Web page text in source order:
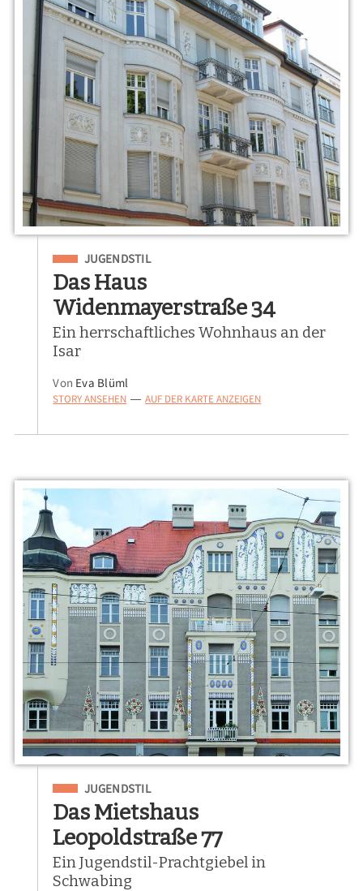
Eingeordnet unter
JUGENDSTIL
Das Haus
Widenmayerstraße 34
Ein herrschaftliches Wohnhaus an der
Isar
Von Eva Blüml
STORY ANSEHEN — AUF DER KARTE ANZEIGEN
Eingeordnet unter
JUGENDSTIL
Das Mietshaus
Leopoldstraße 77
Ein Jugendstil-Prachtgiebel in
Schwabing